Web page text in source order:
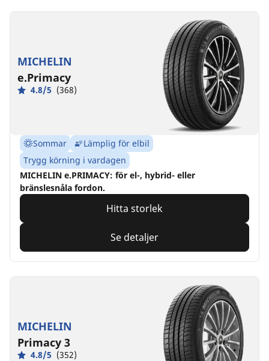
MICHELIN
e.Primacy
4.8/5 (368)
Sommar
Lämplig för elbil
Trygg körning i vardagen
MICHELIN e.PRIMACY: för el-, hybrid- eller
bränslesnåla fordon.
Hitta storlek
Se detaljer
MICHELIN
Primacy 3
4.8/5 (352)